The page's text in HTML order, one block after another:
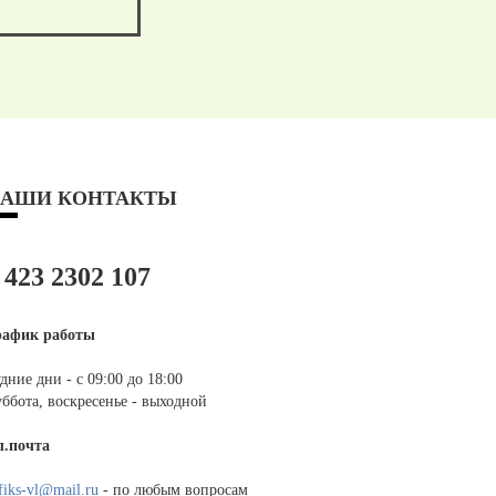
КОНТАКТЫ
2302 107
работы
дни - с 09:00 до 18:00
воскресенье - выходной
vl@mail.ru - по любым вопросам